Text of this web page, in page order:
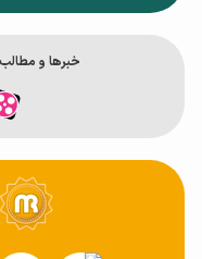
خبر‌ها و